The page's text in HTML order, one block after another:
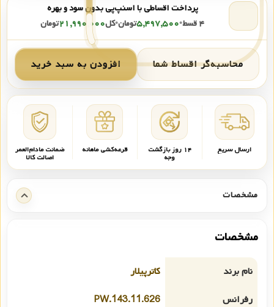
پرداخت اقساطی با اسنپ‌پی بدون سود و بهره
۴ قسط
•۵,۴۹۷,۵۰۰تومان•کل۲۱,۹۹۰,۰۰۰تومان
محاسبه‌گر اقساط شما افزودن به سبد خرید
ارسال سریع ۱۴ روز بازگشت
وجه
قرعه‌کشی ماهانه ضمانت مادام‌العمر
اصالت کالا
مشخصات
مشخصات
نام برند
کاترپیلار
رفرانس
PW.143.11.626